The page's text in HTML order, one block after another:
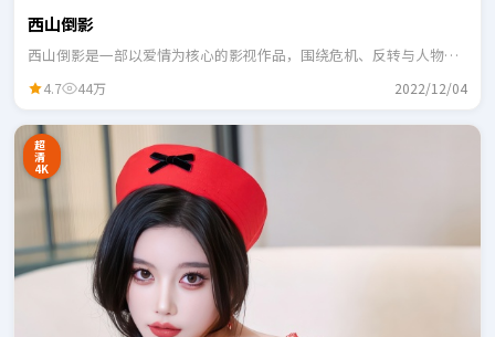
西山倒影
西山倒影是一部以爱情为核心的影视作品，围绕危机、反转与人物成
4.7 44万 2022/12/04
超
清
4K